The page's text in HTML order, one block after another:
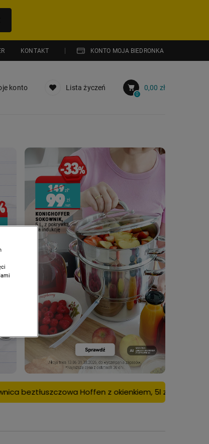
KONTAKT KONTO MOJA BIEDRONKA
konto Lista życzeń
0
0,00 zł
z okienkiem, 5l za 95 zł tylko dla zalogowanych z